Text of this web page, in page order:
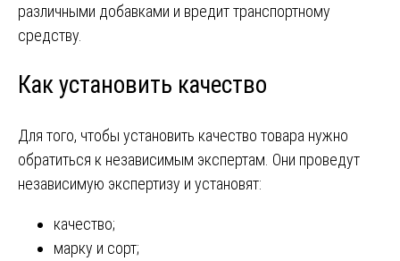
различными добавками и вредит транспортному
средству.
Как установить качество
Для того, чтобы установить качество товара нужно
обратиться к независимым экспертам. Они проведут
независимую экспертизу и установят:
качество;
марку и сорт;